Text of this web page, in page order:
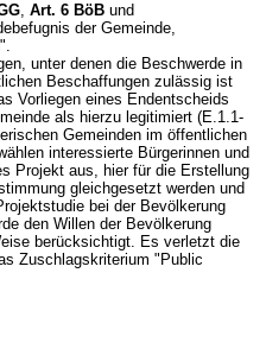
, Art. 6 BöB und
der Gemeinde,
unter denen die Beschwerde in
Beschaffungen zulässig ist
Vorliegen eines Endentscheids
als hierzu legitimiert (E.1.1-
Gemeinden im öffentlichen
interessierte Bürgerinnen und
Projekt aus, hier für die Erstellung
gleichgesetzt werden und
bei der Bevölkerung
den Willen der Bevölkerung
berücksichtigt. Es verletzt die
Zuschlagskriterium "Public